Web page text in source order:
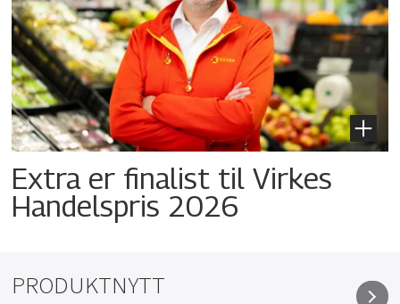
Extra er finalist til Virkes
Handelspris 2026
PRODUKTNYTT